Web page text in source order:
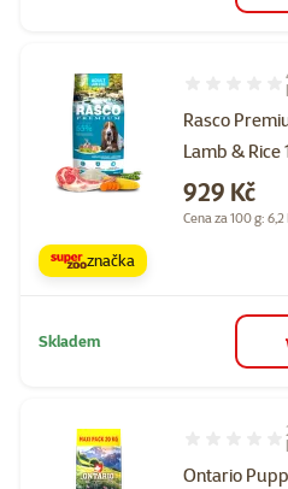
Rasco
Lamb & Rice
Hodnocení
Cena
929 Kč
Cena za 100 g: 6,2
značka
Skladem
Ontario
Hodnocení